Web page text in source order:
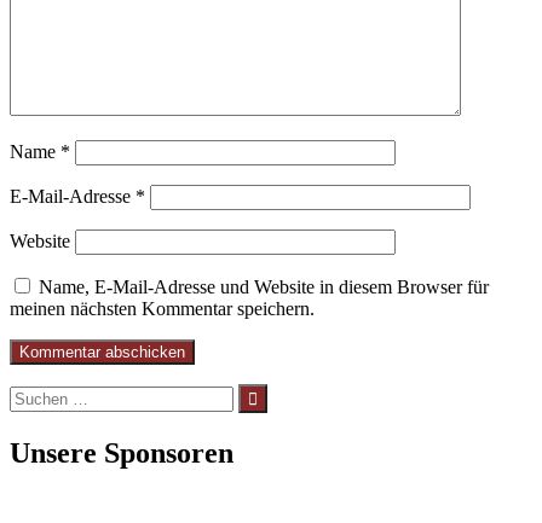
Name *
E-Mail-Adresse *
Website
Name, E-Mail-Adresse und Website in diesem Browser für
meinen nächsten Kommentar speichern.
Suchen
nach:
Unsere Sponsoren